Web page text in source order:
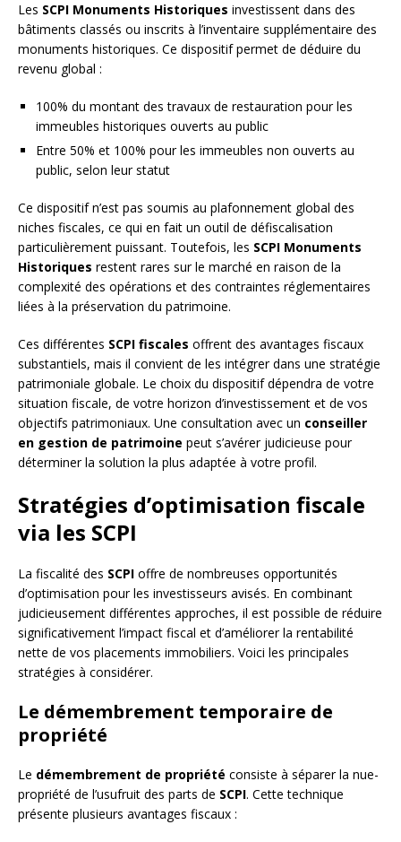
Les SCPI Monuments Historiques investissent dans des
bâtiments classés ou inscrits à l’inventaire supplémentaire des
monuments historiques. Ce dispositif permet de déduire du
revenu global :
100% du montant des travaux de restauration pour les
immeubles historiques ouverts au public
Entre 50% et 100% pour les immeubles non ouverts au
public, selon leur statut
Ce dispositif n’est pas soumis au plafonnement global des
niches fiscales, ce qui en fait un outil de défiscalisation
particulièrement puissant. Toutefois, les SCPI Monuments
Historiques restent rares sur le marché en raison de la
complexité des opérations et des contraintes réglementaires
liées à la préservation du patrimoine.
Ces différentes SCPI fiscales offrent des avantages fiscaux
substantiels, mais il convient de les intégrer dans une stratégie
patrimoniale globale. Le choix du dispositif dépendra de votre
situation fiscale, de votre horizon d’investissement et de vos
objectifs patrimoniaux. Une consultation avec un conseiller
en gestion de patrimoine peut s’avérer judicieuse pour
déterminer la solution la plus adaptée à votre profil.
Stratégies d’optimisation fiscale
via les SCPI
La fiscalité des SCPI offre de nombreuses opportunités
d’optimisation pour les investisseurs avisés. En combinant
judicieusement différentes approches, il est possible de réduire
significativement l’impact fiscal et d’améliorer la rentabilité
nette de vos placements immobiliers. Voici les principales
stratégies à considérer.
Le démembrement temporaire de
propriété
Le démembrement de propriété consiste à séparer la nue-
propriété de l’usufruit des parts de SCPI. Cette technique
présente plusieurs avantages fiscaux :